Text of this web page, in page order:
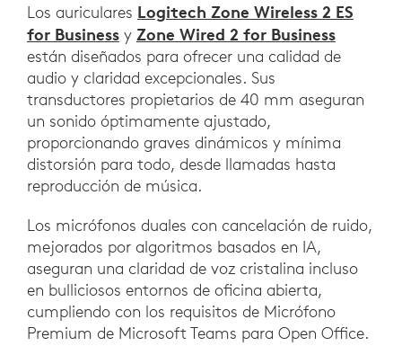
Los auriculares Logitech Zone Wireless 2 ES
for Business y Zone Wired 2 for Business
están diseñados para ofrecer una calidad de
audio y claridad excepcionales. Sus
transductores propietarios de 40 mm aseguran
un sonido óptimamente ajustado,
proporcionando graves dinámicos y mínima
distorsión para todo, desde llamadas hasta
reproducción de música.
Los micrófonos duales con cancelación de ruido,
mejorados por algoritmos basados en IA,
aseguran una claridad de voz cristalina incluso
en bulliciosos entornos de oficina abierta,
cumpliendo con los requisitos de Micrófono
Premium de Microsoft Teams para Open Office.